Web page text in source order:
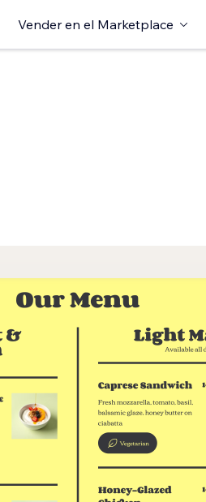
Vender en el Marketplace